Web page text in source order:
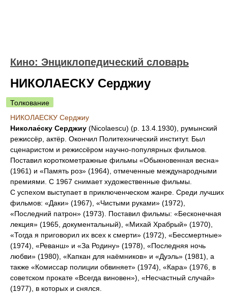
Кино: Энциклопедический словарь
НИКОЛАЕСКУ Серджиу
Толкование
НИКОЛАЕСКУ Серджиу
Николае́ску Серджиу (Nicolaescu) (р. 13.4.1930), румынский
режиссёр, актёр. Окончил Политехнический институт. Был
сценаристом и режиссёром научно-популярных фильмов.
Поставил короткометражные фильмы «Обыкновенная весна»
(1961) и «Память роз» (1964), отмеченные международными
премиями. С 1967 снимает художественные фильмы.
С успехом выступает в приключенческом жанре. Среди лучших
фильмов: «Даки» (1967), «Чистыми руками» (1972),
«Последний патрон» (1973). Поставил фильмы: «Бесконечная
лекция» (1965, документальный), «Михай Храбрый» (1970),
«Тогда я приговорил их всех к смерти» (1972), «Бессмертные»
(1974), «Реванш» и «За Родину» (1978), «Последняя ночь
любви» (1980), «Капкан для наёмников» и «Дуэль» (1981), а
также «Комиссар полиции обвиняет» (1974), «Кара» (1976, в
советском прокате «Всегда виновен»), «Несчастный случай»
(1977), в которых и снялся.